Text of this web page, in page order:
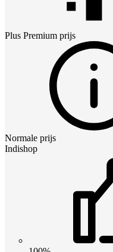
Plus Premium prijs
Normale prijs
Indishop